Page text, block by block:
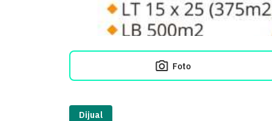
Foto
Dijual